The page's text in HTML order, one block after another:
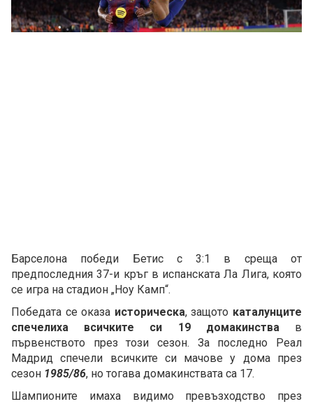
Барселона победи Бетис с 3:1 в среща от
предпоследния 37-и кръг в испанската Ла Лига, която
се игра на стадион „Ноу Камп“.
Победата се оказа историческа, защото каталунците
спечелиха всичките си 19 домакинства в
първенството през този сезон. За последно Реал
Мадрид спечели всичките си мачове у дома през
сезон 1985/86, но тогава домакинствата са 17.
Шампионите имаха видимо превъзходство през